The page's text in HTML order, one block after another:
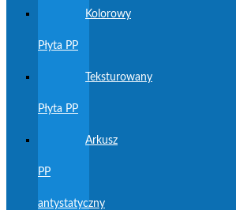
Kolorowy
Płyta PP
Teksturowany
Płyta PP
Arkusz
PP
antystatyczny